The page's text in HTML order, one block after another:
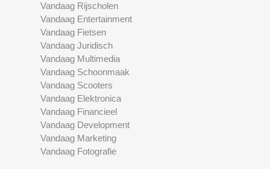
Vandaag Rijscholen
Vandaag Entertainment
Vandaag Fietsen
Vandaag Juridisch
Vandaag Multimedia
Vandaag Schoonmaak
Vandaag Scooters
Vandaag Elektronica
Vandaag Financieel
Vandaag Development
Vandaag Marketing
Vandaag Fotografie